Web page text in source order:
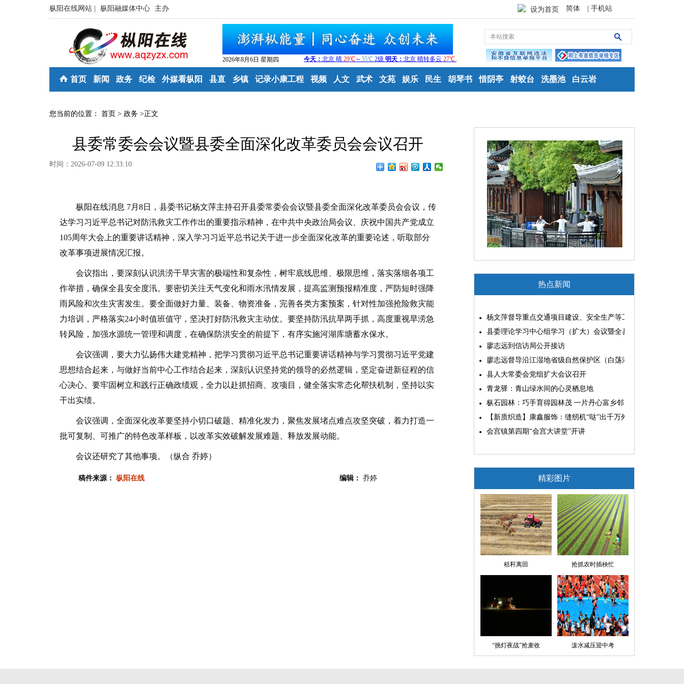
枞阳在线网站 | 枞阳融媒体中心 主办 设为首页 简体 | 手机站
2026年8月6日 星期四
首页 新闻 政务 纪检 外媒看枞阳 县直 乡镇 记录小康工程 视频 人文 武术 文苑 娱乐 民生 胡琴书 惜阴亭 射蛟台 洗墨池 白云岩
您当前的位置： 首页 > 政务 >正文
县委常委会会议暨县委全面深化改革委员会会议召开
时间：2026-07-09 12:33:10
枞阳在线消息 7月8日，县委书记杨文萍主持召开县委常委会会议暨县委全面深化改革委员会会议，传
达学习习近平总书记对防汛救灾工作作出的重要指示精神，在中共中央政治局会议、庆祝中国共产党成立
105周年大会上的重要讲话精神，深入学习习近平总书记关于进一步全面深化改革的重要论述，听取部分
改革事项进展情况汇报。
会议指出，要深刻认识洪涝干旱灾害的极端性和复杂性，树牢底线思维、极限思维，落实落细各项工
作举措，确保全县安全度汛。要密切关注天气变化和雨水汛情发展，提高监测预报精准度，严防短时强降
雨风险和次生灾害发生。要全面做好力量、装备、物资准备，完善各类方案预案，针对性加强抢险救灾能
力培训，严格落实24小时值班值守，坚决打好防汛救灾主动仗。要坚持防汛抗旱两手抓，高度重视旱涝急
转风险，加强水源统一管理和调度，在确保防洪安全的前提下，有序实施河湖库塘蓄水保水。
会议强调，要大力弘扬伟大建党精神，把学习贯彻习近平总书记重要讲话精神与学习贯彻习近平党建
思想结合起来，与做好当前中心工作结合起来，深刻认识坚持党的领导的必然逻辑，坚定奋进新征程的信
心决心。要牢固树立和践行正确政绩观，全力以赴抓招商、攻项目，健全落实常态化帮扶机制，坚持以实
干出实绩。
会议强调，全面深化改革要坚持小切口破题、精准化发力，聚焦发展堵点难点攻坚突破，着力打造一
批可复制、可推广的特色改革样板，以改革实效破解发展难题、释放发展动能。
会议还研究了其他事项。（纵合 乔婷）
稿件来源： 枞阳在线 编辑： 乔婷
热点新闻
杨文萍督导重点交通项目建设、安全生产等工作
县委理论学习中心组学习（扩大）会议暨全县“两为”能力素质
廖志远到信访局公开接访
廖志远督导沿江湿地省级自然保护区（白荡湖片区）问题整改
县人大常委会党组扩大会议召开
青龙驿：青山绿水间的心灵栖息地
枞石园林：巧手育得园林茂 一片丹心富乡邻
【新质织造】康鑫服饰：缝纫机“哒”出千万外贸大生意
会宫镇第四期“会宫大讲堂”开讲
精彩图片
秸秆离田 抢抓农时插秧忙
“挑灯夜战”抢麦收 泼水减压迎中考